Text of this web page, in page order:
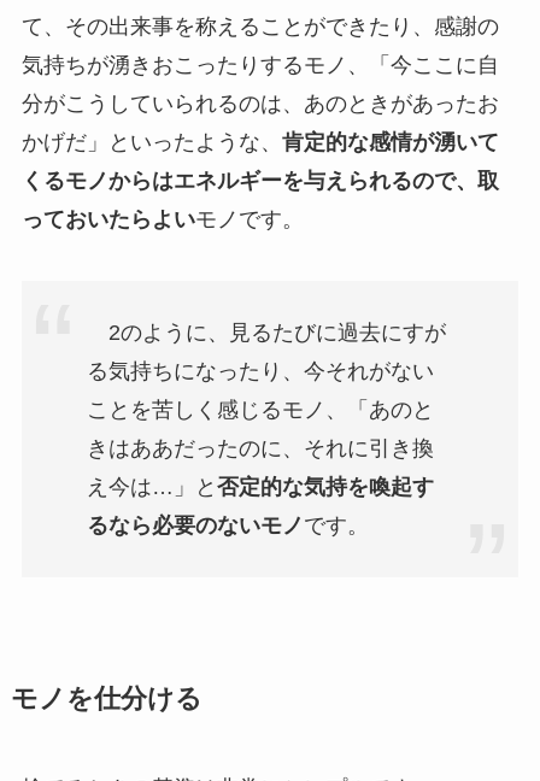
て、その出来事を称えることができたり、感謝の
気持ちが湧きおこったりするモノ、「今ここに自
分がこうしていられるのは、あのときがあったお
かげだ」といったような、 肯定的な感情が湧いて
くるモノからはエネルギーを与えられるので、取
っておいたらよいモノです。
2のように、見るたびに過去にすが
る気持ちになったり、今それがない
ことを苦しく感じるモノ、「あのと
きはああだったのに、それに引き換
え今は…」と 否定的な気持を喚起す
るなら必要のないモノ です。
モノを仕分ける